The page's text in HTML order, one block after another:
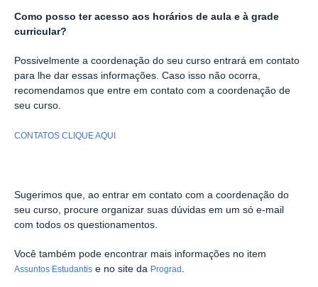
Como posso ter acesso aos horários de aula e à grade
curricular?
Possivelmente a coordenação do seu curso entrará em contato
para lhe dar essas informações. Caso isso não ocorra,
recomendamos que entre em contato com a coordenação de
seu curso.
CONTATOS CLIQUE AQUI
Sugerimos que, ao entrar em contato com a coordenação do
seu curso, procure organizar suas dúvidas em um só e-mail
com todos os questionamentos.
Você também pode encontrar mais informações no item
Assuntos Estudantis e no site da Prograd .